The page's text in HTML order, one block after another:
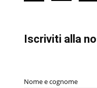
Iscriviti alla
Nome e cognome